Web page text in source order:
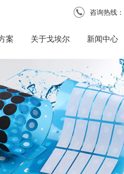
咨询热线：
案 关于戈埃尔 新闻中心